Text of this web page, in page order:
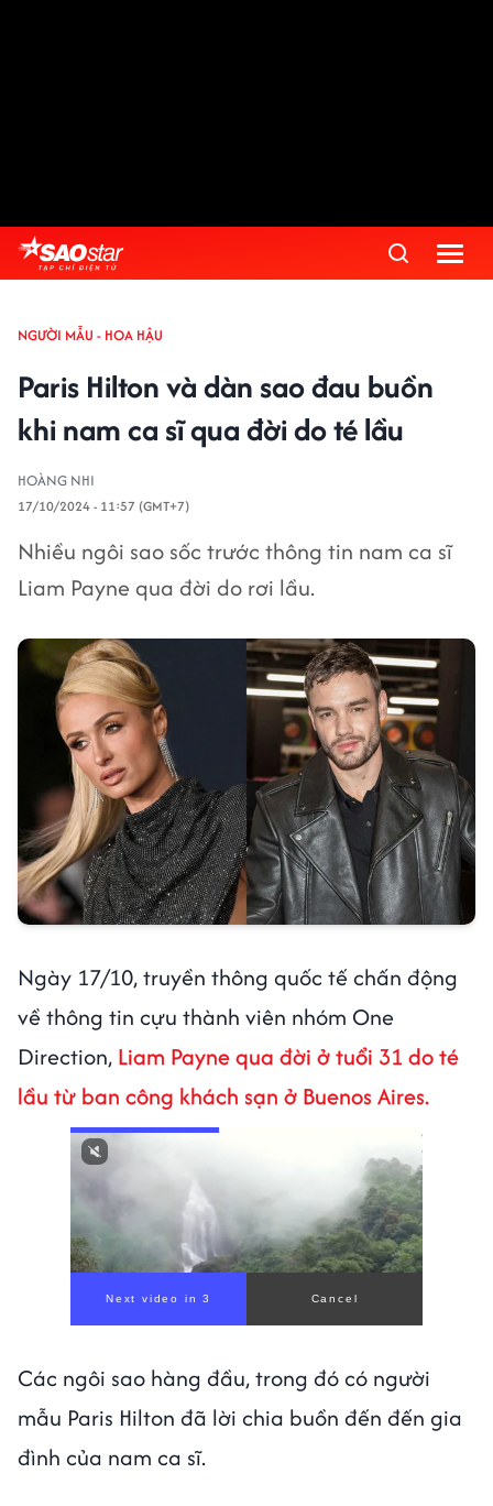
NGƯỜI MẪU - HOA HẬU
Paris Hilton và dàn sao đau buồn
khi nam ca sĩ qua đời do té lầu
HOÀNG NHI
17/10/2024 - 11:57 (GMT+7)
Nhiều ngôi sao sốc trước thông tin nam ca sĩ
Liam Payne qua đời do rơi lầu.
Ngày 17/10, truyền thông quốc tế chấn động
về thông tin cựu thành viên nhóm One
Direction, Liam Payne qua đời ở tuổi 31 do té
lầu từ ban công khách sạn ở Buenos Aires.
Next video in 1 Cancel
Các ngôi sao hàng đầu, trong đó có người
mẫu Paris Hilton đã lời chia buồn đến đến gia
đình của nam ca sĩ.